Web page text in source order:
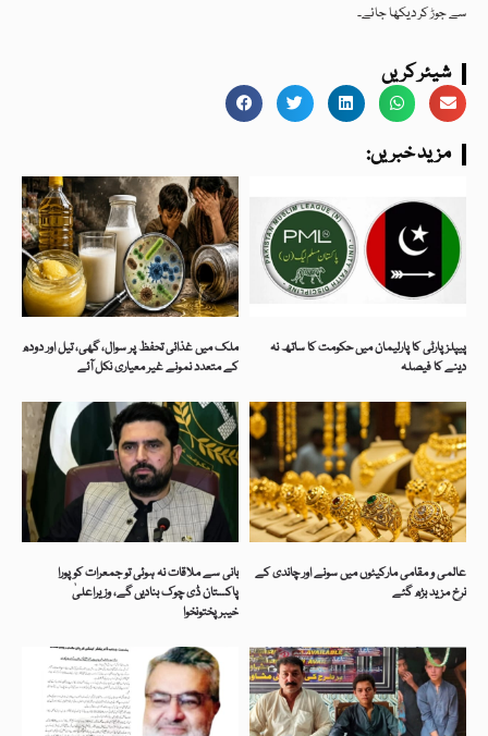
سے جوڑ کر دیکھا جائے۔
شیئر کریں
:مزید خبریں
ملک میں غذائی تحفظ پر سوال، گھی، تیل اور دودھ
کے متعدد نمونے غیر معیاری نکل آئے
پیپلزپارٹی کا پارلیمان میں حکومت کا ساتھ نہ
دینے کا فیصلہ
بانی سے ملاقات نہ ہوئی تو جمعرات کو پورا
پاکستان ڈی چوک بنادیں گے، وزیراعلیٰ
خیبرپختونخوا
عالمی و مقامی مارکیٹوں میں سونے اور چاندی کے
نرخ مزید بڑھ گئے